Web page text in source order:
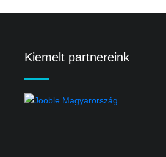
Kiemelt partnereink